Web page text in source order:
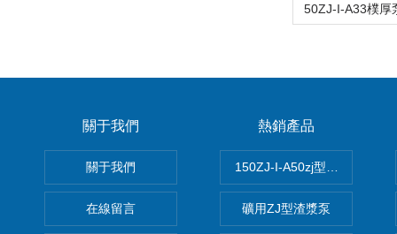
關于我們
關于我們
在線留言
熱銷產品
150ZJ-I-A50zj型渣漿泵
礦用ZJ型渣漿泵